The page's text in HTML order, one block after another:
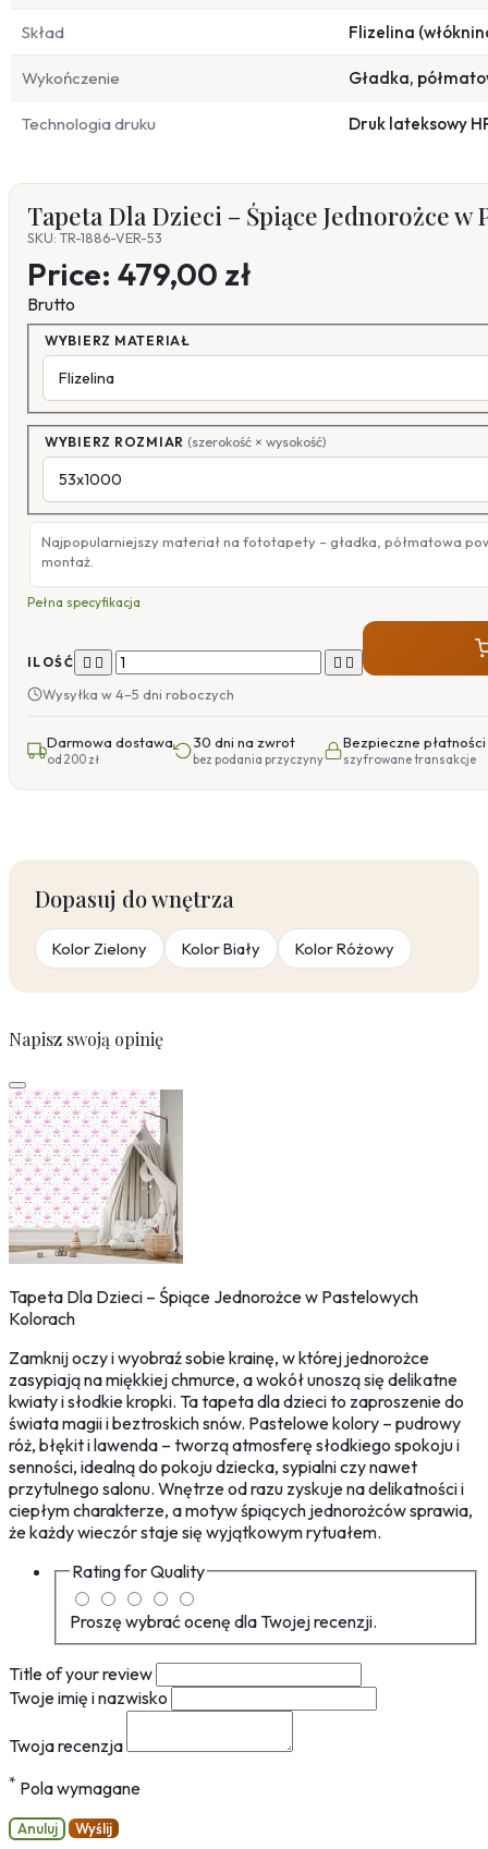
Skład Flizelina
Wykończenie Gładka,
Technologia druku Druk lateksowy
Tapeta Dla Dzieci – Śpiące Jednorożce
SKU: TR-1886-VER-53
Price: 479,00 zł
Brutto
WYBIERZ MATERIAŁ
WYBIERZ ROZMIAR (szerokość × wysokość)
Najpopularniejszy materiał na fototapety – gładka, półmatowa
montaż.
Pełna specyfikacja
ILOŚĆ    
Wysyłka w 4–5 dni roboczych
Darmowa dostawa
od 200 zł
30 dni na zwrot
bez podania przyczyny
Bezpieczne płatności
szyfrowane transakcje
Dopasuj do wnętrza
Kolor Zielony Kolor Biały Kolor Różowy
Napisz swoją opinię
Tapeta Dla Dzieci – Śpiące Jednorożce w Pastelowych
Kolorach
Zamknij oczy i wyobraź sobie krainę, w której jednorożce
zasypiają na miękkiej chmurce, a wokół unoszą się delikatne
kwiaty i słodkie kropki. Ta tapeta dla dzieci to zaproszenie do
świata magii i beztroskich snów. Pastelowe kolory – pudrowy
róż, błękit i lawenda – tworzą atmosferę słodkiego spokoju i
senności, idealną do pokoju dziecka, sypialni czy nawet
przytulnego salonu. Wnętrze od razu zyskuje na delikatności i
ciepłym charakterze, a motyw śpiących jednorożców sprawia,
że każdy wieczór staje się wyjątkowym rytuałem.
Rating forQuality
Proszę wybrać ocenę dla Twojej recenzji.
Title of your review
Twoje imię i nazwisko
Twoja recenzja
* Pola wymagane
Anuluj Wyślij